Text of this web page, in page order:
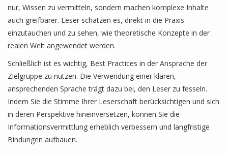
nur, Wissen zu vermitteln, sondern machen komplexe Inhalte
auch greifbarer. Leser schätzen es, direkt in die Praxis
einzutauchen und zu sehen, wie theoretische Konzepte in der
realen Welt angewendet werden.
Schließlich ist es wichtig, Best Practices in der Ansprache der
Zielgruppe zu nutzen. Die Verwendung einer klaren,
ansprechenden Sprache trägt dazu bei, den Leser zu fesseln.
Indem Sie die Stimme Ihrer Leserschaft berücksichtigen und sich
in deren Perspektive hineinversetzen, können Sie die
Informationsvermittlung erheblich verbessern und langfristige
Bindungen aufbauen.